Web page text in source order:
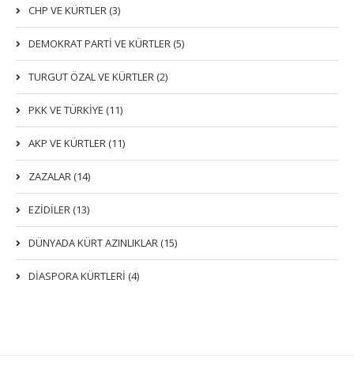
CHP VE KÜRTLER (3)
DEMOKRAT PARTI VE KÜRTLER (5)
TURGUT ÖZAL VE KÜRTLER (2)
PKK VE TÜRKIYE (11)
AKP VE KÜRTLER (11)
ZAZALAR (14)
EZIDILER (13)
DÜNYADA KÜRT AZINLIKLAR (15)
DİASPORA KÜRTLERİ (4)